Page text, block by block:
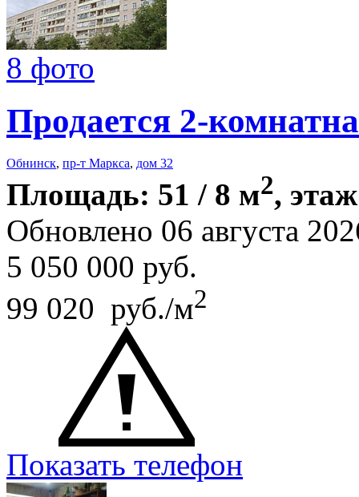
8 фото
Продается 2-
Обнинск, пр-т Маркса, дом 32
Площадь: 51 / 8 м2,
Обновлено 06 августа
5 050 000 руб.
99 020 руб./м2
Показать телефон